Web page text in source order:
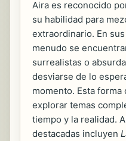
Aira es reconocido
su habilidad para
extraordinario. En
menudo se
surrealistas o
desviarse de lo
momento. Esta
explorar temas
tiempo y la realidad.
destacadas incluyen